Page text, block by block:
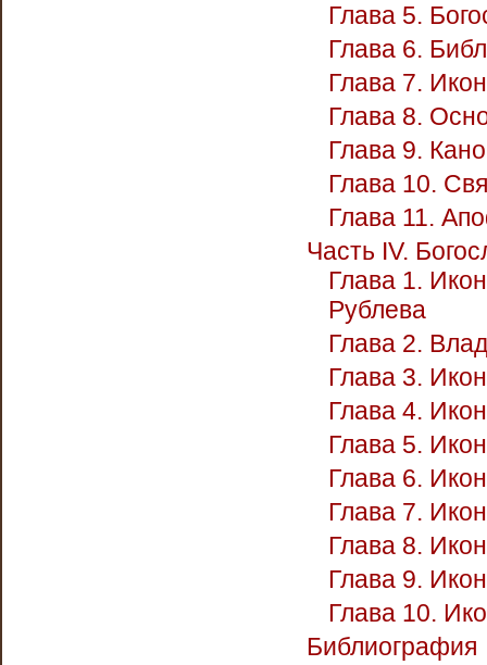
Глава 5.
Глава 6.
Глава 7.
Глава 8.
Глава 9.
Глава 10.
Глава 11.
Часть IV.
Глава 1.
Рублева
Глава 2.
Глава 3.
Глава 4.
Глава 5.
Глава 6.
Глава 7.
Глава 8.
Глава 9.
Глава 10.
Библиография